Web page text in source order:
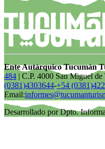
Ente Autárquico Tucumán
484 | C.P. 4000 San Miguel
(0381)4303644-+54
Email:
Desarrollado por Dpto.